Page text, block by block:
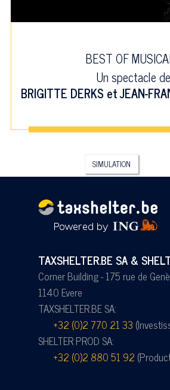
BEST OF
Un spectacle de
BRIGITTE DERKS etJEAN-
SIMULATION
TAXSHELTER.BE SA &
Corner Building - 175 rue de
1140 Evere
TAXSHELTER.BE SA:
+32 (0)2 770 21 33
SHELTER PROD SA:
+32 (0)2 880 51 92